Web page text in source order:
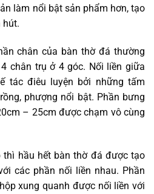
làm nổi bật sản phẩm hơn, tạo
hút.
chân của bàn thờ đá thường
chân trụ ở 4 góc. Nối liền giữa
tác điêu luyện bởi những tấm
phượng nổi bật. Phần bưng
– 25cm được chạm vô cùng
thì hầu hết bàn thờ đá được tạo
các phần nối liền nhau. Phần
xung quanh được nối liền với